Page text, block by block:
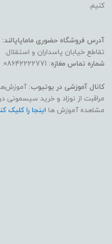
کنیم.
آدرس فروشگاه حضوری ماماپاپالند:
تقاطع خیابان پاسداران و استقلال.
شماره تماس مغازه:
کانال آموزشی در یوتیوب:
مراقبت از نوزاد و خرید سیسمونی
مشاهده آموزش ها اینجا را کلیک